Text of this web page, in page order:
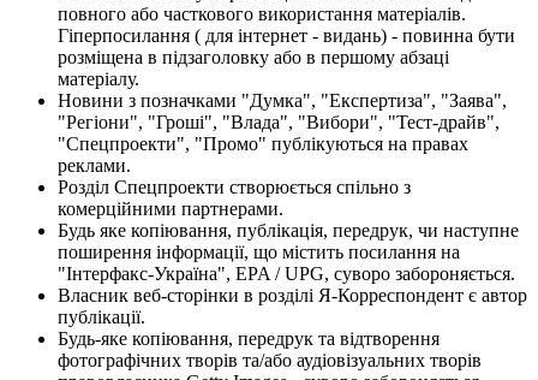
повного або часткового використання матеріалів.
Гіперпосилання ( для інтернет - видань) - повинна бути
розміщена в підзаголовку або в першому абзаці
матеріалу.
Новини з позначками "Думка", "Експертиза", "Заява",
"Регіони", "Гроші", "Влада", "Вибори", "Тест-драйв",
"Спецпроекти", "Промо" публікуються на правах
реклами.
Розділ Спецпроекти створюється спільно з
комерційними партнерами.
Будь яке копіювання, публікація, передрук, чи наступне
поширення інформації, що містить посилання на
"Інтерфакс-Україна", EPA / UPG, суворо забороняється.
Власник веб-сторінки в розділі Я-Корреспондент є автор
публікації.
Будь-яке копіювання, передрук та відтворення
фотографічних творів та/або аудіовізуальних творів